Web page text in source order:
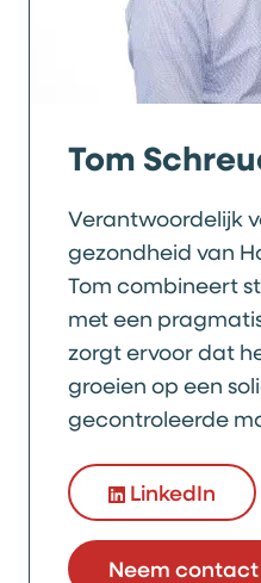
Tom
Verantwoordelijk
gezondheid van
Tom combineert
met een
zorgt ervoor dat
groeien op een
gecontroleerde
LinkedIn
Neem